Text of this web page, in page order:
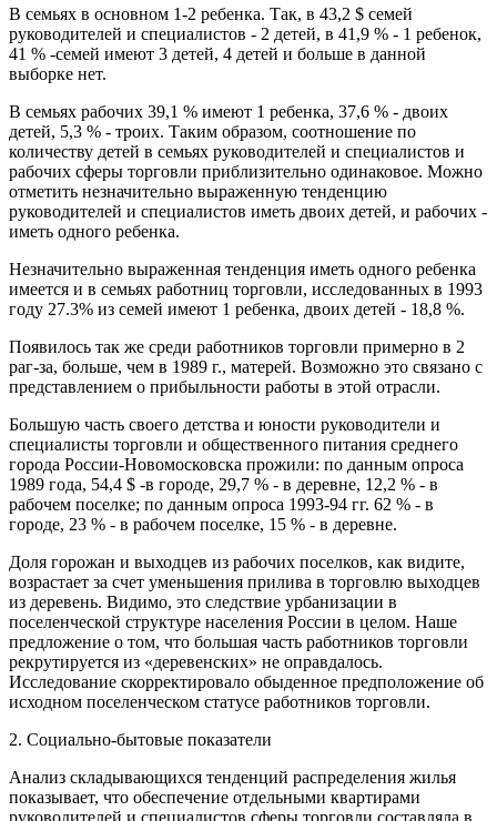
В семьях в основном 1-2 ребенка. Так, в 43,2 $ семей
руководителей и специалистов - 2 детей, в 41,9 % - 1 ребенок,
41 % -семей имеют 3 детей, 4 детей и больше в данной
выборке нет.
В семьях рабочих 39,1 % имеют 1 ребенка, 37,6 % - двоих
детей, 5,3 % - троих. Таким образом, соотношение по
количеству детей в семьях руководителей и специалистов и
рабочих сферы торговли приблизительно одинаковое. Можно
отметить незначительно выраженную тенденцию
руководителей и специалистов иметь двоих детей, и рабочих -
иметь одного ребенка.
Незначительно выраженная тенденция иметь одного ребенка
имеется и в семьях работниц торговли, исследованных в 1993
году 27.3% из семей имеют 1 ребенка, двоих детей - 18,8 %.
Появилось так же среди работников торговли примерно в 2
раг-за, больше, чем в 1989 г., матерей. Возможно это связано с
представлением о прибыльности работы в этой отрасли.
Большую часть своего детства и юности руководители и
специалисты торговли и общественного питания среднего
города России-Новомосковска прожили: по данным опроса
1989 года, 54,4 $ -в городе, 29,7 % - в деревне, 12,2 % - в
рабочем поселке; по данным опроса 1993-94 гг. 62 % - в
городе, 23 % - в рабочем поселке, 15 % - в деревне.
Доля горожан и выходцев из рабочих поселков, как видите,
возрастает за счет уменьшения прилива в торговлю выходцев
из деревень. Видимо, это следствие урбанизации в
поселенческой структуре населения России в целом. Наше
предложение о том, что большая часть работников торговли
рекрутируется из «деревенских» не оправдалось.
Исследование скорректировало обыденное предположение об
исходном поселенческом статусе работников торговли.
2. Социально-бытовые показатели
Анализ складывающихся тенденций распределения жилья
показывает, что обеспечение отдельными квартирами
руководителей и специалистов сферы торговли составляла в